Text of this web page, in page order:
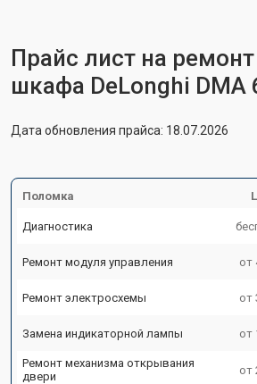
Прайс лист на
шкафа DeLonghi DMA
Дата обновления прайса: 18.07.2026
Поломка
Диагностика
Ремонт модуля управления от
Ремонт электросхемы от
Замена индикаторной лампы от
Ремонт механизма открывания
двери
от